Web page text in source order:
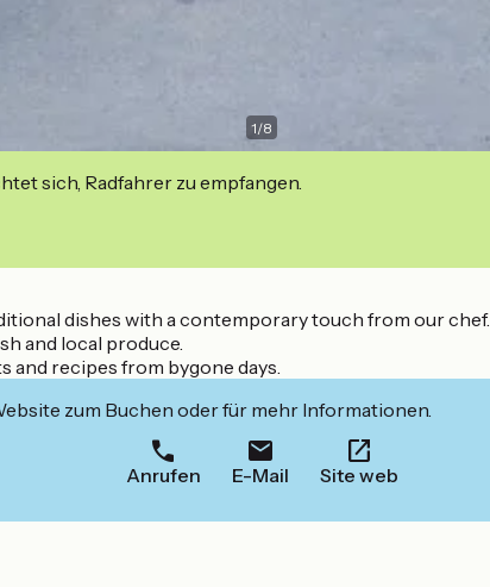
1/8
sich, Radfahrer zu empfangen.
dishes with a contemporary touch from our chef.
and local produce.
and recipes from bygone days.
zum Buchen oder für mehr Informationen.
Anrufen E-Mail Site web